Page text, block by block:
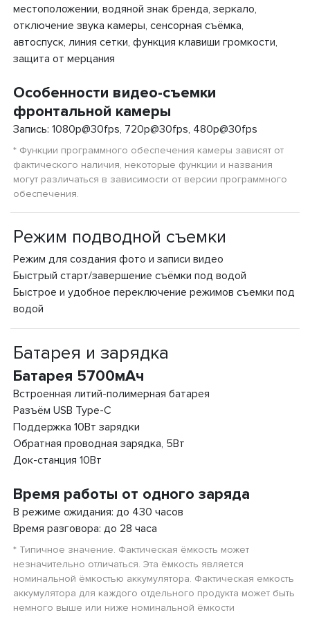
местоположении, водяной знак бренда, зеркало,
отключение звука камеры, сенсорная съёмка,
автоспуск, линия сетки, функция клавиши громкости,
защита от мерцания
Особенности видео-съемки
фронтальной камеры
Запись: 1080p@30fps, 720p@30fps, 480p@30fps
* Функции программного обеспечения камеры зависят от
фактического наличия, некоторые функции и названия
могут различаться в зависимости от версии программного
обеспечения.
Режим подводной съемки
Режим для создания фото и записи видео
Быстрый старт/завершение съёмки под водой
Быстрое и удобное переключение режимов съемки под
водой
Батарея и зарядка
Батарея 5700мАч
Встроенная литий-полимерная батарея
Разъём USB Type-C
Поддержка 10Вт зарядки
Обратная проводная зарядка, 5Вт
Док-станция 10Вт
Время работы от одного заряда
В режиме ожидания: до 430 часов
Время разговора: до 28 часа
* Типичное значение. Фактическая ёмкость может
незначительно отличаться. Эта ёмкость является
номинальной ёмкостью аккумулятора. Фактическая емкость
аккумулятора для каждого отдельного продукта может быть
немного выше или ниже номинальной ёмкости